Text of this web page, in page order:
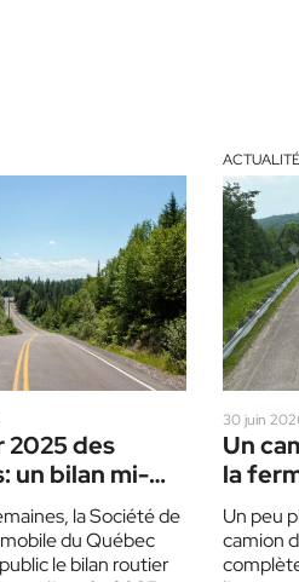
2025 des
un bilan mi-
la Société de
du Québec
le bilan routier
30 juin
Un
la
15
Un peu
camion